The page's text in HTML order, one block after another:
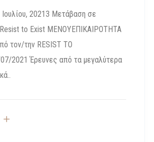
20213 Μετάβαση σε
to Exist ΜΕΝΟΥΕΠΙΚΑΙΡΟΤΗΤΑ
τον/την RESIST TO
2021 Έρευνες από τα μεγαλύτερα